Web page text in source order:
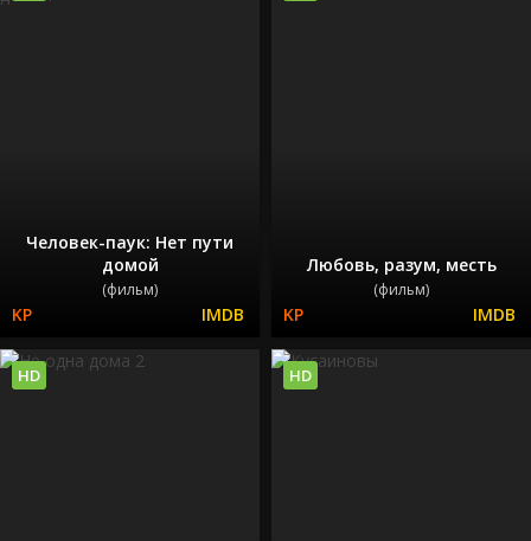
Человек-паук: Нет пути
домой
(фильм)
Любовь, разум, месть
(фильм)
HD HD